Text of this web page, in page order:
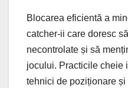
Blocarea eficientă a
catcher-ii care doresc
necontrolate și să
jocului. Practicile cheie
tehnici de poziționare